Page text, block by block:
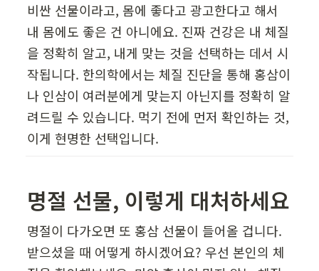
비싼 선물이라고, 몸에 좋다고 광고한다고 해서
내 몸에도 좋은 건 아니에요. 진짜 건강은 내 체질
을 정확히 알고, 내게 맞는 것을 선택하는 데서 시
작됩니다. 한의학에서는 체질 진단을 통해 홍삼이
나 인삼이 여러분에게 맞는지 아닌지를 정확히 알
려드릴 수 있습니다. 먹기 전에 먼저 확인하는 것,
이게 현명한 선택입니다.
명절 선물, 이렇게 대처하세요
명절이 다가오면 또 홍삼 선물이 들어올 겁니다.
받으셨을 때 어떻게 하시겠어요? 우선 본인의 체